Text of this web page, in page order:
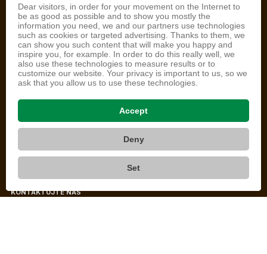
IČ: 68402538
Samcova 1
110 00
Praha 1
telefon: 778 088 805
STAŇTE SE ČLENEM
KONTAKTUJTE NÁS
Dear visitors, in order for your movement on the Internet to
be as good as possible and to show you mostly the
information you need, we and our partners use technologies
such as cookies or targeted advertising. Thanks to them, we
can show you such content that will make you happy and
inspire you, for example. In order to do this really well, we
also use these technologies to measure results or to
customize our website. Your privacy is important to us, so we
ask that you allow us to use these technologies.
Accept
Deny
Set